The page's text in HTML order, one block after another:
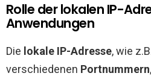
Rolle der lokalen IP-
Anwendungen
Die lokale IP-Adresse, wie
verschiedenen Portnummern